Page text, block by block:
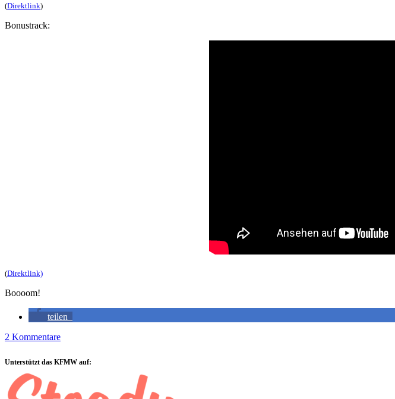
(Direktlink)
Bonustrack:
(Direktlink)
Boooom!
teilen
2 Kommentare
Sidebar
Unterstützt das KFMW auf: